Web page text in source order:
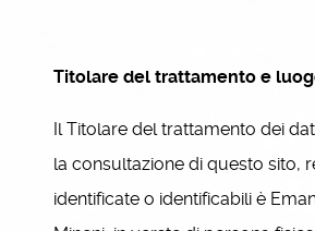
Titolare del trattamento e
Il Titolare del trattamento dei
la consultazione di questo sito,
identificate o identificabili è